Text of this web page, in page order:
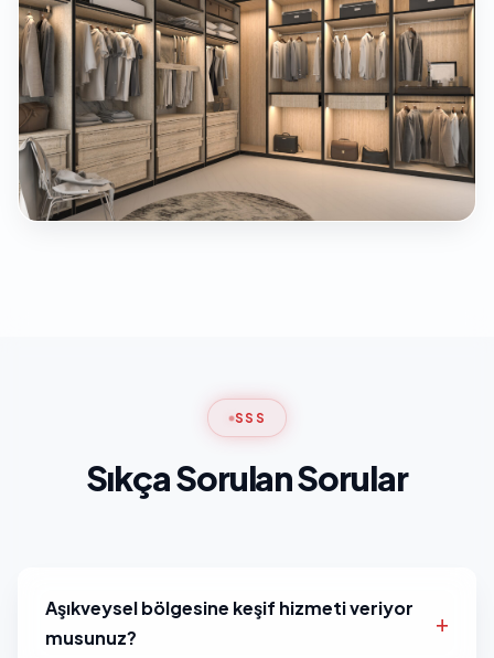
SSS
Sıkça Sorulan Sorular
Aşıkveysel bölgesine keşif hizmeti veriyor
musunuz?